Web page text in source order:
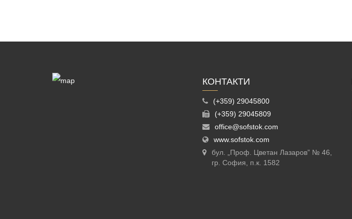
КОНТАКТИ
(+359) 29045800
(+359) 29045809
office@sofstok.com
www.sofstok.com
бул. „Проф. Цветан Лазаров” № 46,
гр. София, п.к. 1582